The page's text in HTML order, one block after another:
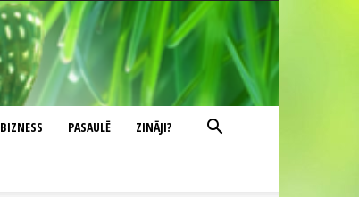
BIZNESS PASAULĒ ZINĀJI?